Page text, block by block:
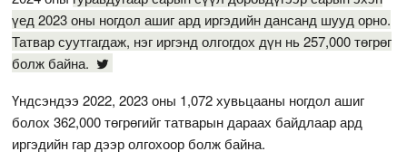
үед 2023 оны ногдол ашиг ард иргэдийн дансанд шууд орно.
Татвар суутгагдаж, нэг иргэнд олгогдох дүн нь 257,000 төгрөг
болж байна.
Үндсэндээ 2022, 2023 оны 1,072 хувьцааны ногдол ашиг
болох 362,000 төгрөгийг татварын дараах байдлаар ард
иргэдийн гар дээр олгохоор болж байна.